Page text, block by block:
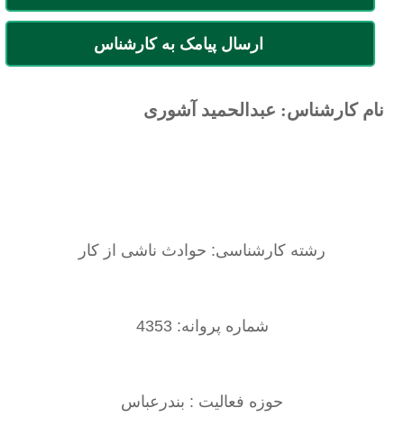
ارسال پیامک به کارشناس
نام کارشناس: عبدالحمید آشوری
رشته کارشناسی: حوادث ناشی از کار
شماره پروانه: 4353
حوزه فعالیت : بندرعباس